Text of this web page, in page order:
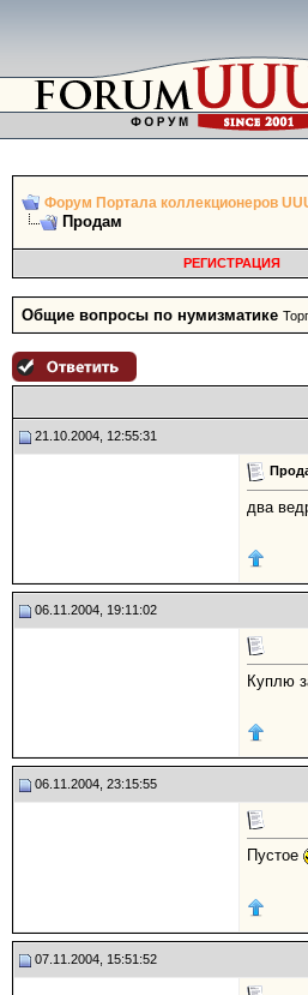
Форум Портала коллекционеров
Продам
РЕГИСТРАЦИЯ
Общие вопросы по нумизматике
21.10.2004, 12:55:31
два
06.11.2004, 19:11:02
Куплю
06.11.2004, 23:15:55
Пустое
07.11.2004, 15:51:52